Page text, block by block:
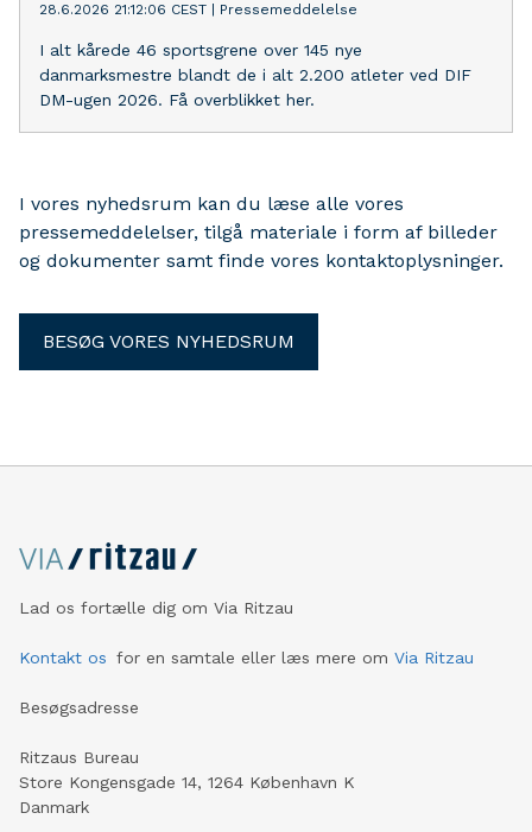
28.6.2026 21:12:06 CEST Pressemeddelelse
I alt kårede 46 sportsgrene over 145 nye
danmarksmestre blandt de i alt 2.200 atleter ved DIF
DM-ugen 2026. Få overblikket her.
I vores nyhedsrum kan du læse alle vores
pressemeddelelser, tilgå materiale i form af billeder
og dokumenter samt finde vores kontaktoplysninger.
BESØG VORES NYHEDSRUM
Lad os fortælle dig om Via Ritzau
Kontakt os for en samtale eller læs mere om Via Ritzau
Besøgsadresse
Ritzaus Bureau
Store Kongensgade 14, 1264 København K
Danmark